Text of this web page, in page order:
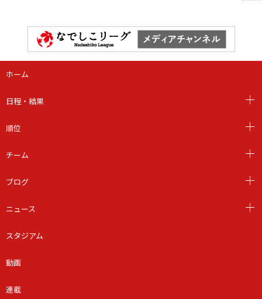
ホーム
日程・結果
順位
チーム
ブログ
ニュース
スタジアム
動画
連載